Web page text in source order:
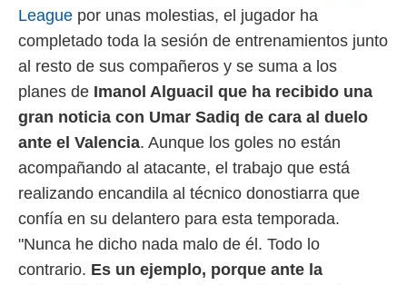
como
sitio
IP
de
traten tus
interés
a lo que
Para
u
League por unas molestias, el jugador ha
completado toda la sesión de entrenamientos junto
al resto de sus compañeros y se suma a los
planes de Imanol Alguacil que ha recibido una
gran noticia con Umar Sadiq de cara al duelo
ante el Valencia. Aunque los goles no están
acompañando al atacante, el trabajo que está
realizando encandila al técnico donostiarra que
confía en su delantero para esta temporada.
"Nunca he dicho nada malo de él. Todo lo
contrario. Es un ejemplo, porque ante la